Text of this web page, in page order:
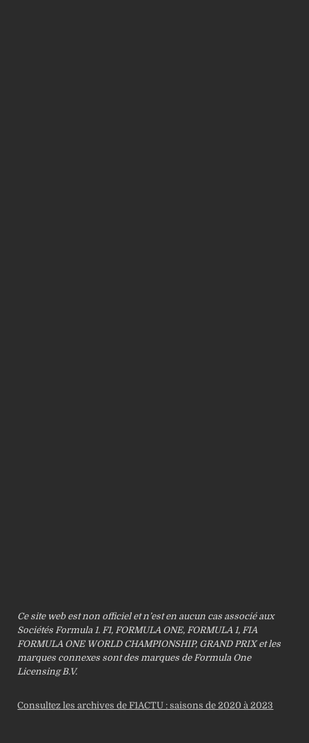
Ce site web est non officiel et n’est en aucun cas associé aux
Sociétés Formula 1. F1, FORMULA ONE, FORMULA 1, FIA
FORMULA ONE WORLD CHAMPIONSHIP, GRAND PRIX et les
marques connexes sont des marques de Formula One
Licensing B.V.
Consultez les archives de F1ACTU : saisons de 2020 à 2023